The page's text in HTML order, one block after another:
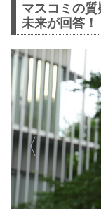
マスコミの
未来が回答！